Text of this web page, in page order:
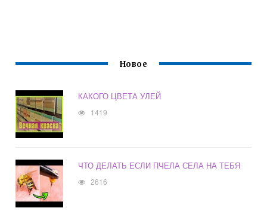
Новое
КАКОГО ЦВЕТА УЛЕЙ
1419
ЧТО ДЕЛАТЬ ЕСЛИ ПЧЕЛА СЕЛА НА ТЕБЯ
2616